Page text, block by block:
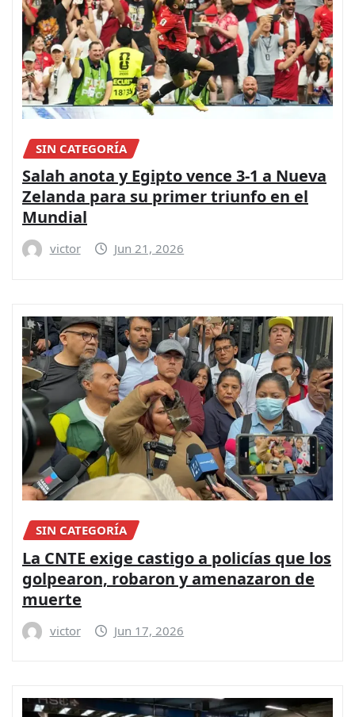
SIN CATEGORÍA
Salah anota y Egipto vence 3-1 a Nueva
Zelanda para su primer triunfo en el
Mundial
victor Jun 21, 2026
SIN CATEGORÍA
La CNTE exige castigo a policías que los
golpearon, robaron y amenazaron de
muerte
victor Jun 17, 2026